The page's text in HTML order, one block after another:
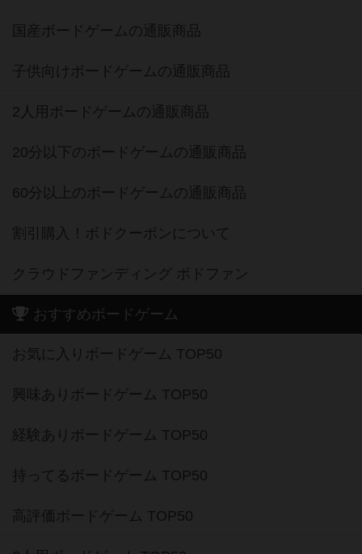
国産ボードゲームの通販商品
子供向けボードゲームの通販商品
2人用ボードゲームの通販商品
20分以下のボードゲームの通販商品
60分以上のボードゲームの通販商品
割引購入！ボドクーポンについて
クラウドファンディング ボドファン
おすすめボードゲーム
お気に入りボードゲーム TOP50
興味ありボードゲーム TOP50
経験ありボードゲーム TOP50
持ってるボードゲーム TOP50
高評価ボードゲーム TOP50